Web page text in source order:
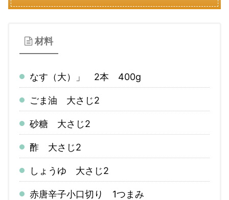
材料
なす（大）」 2本 400g
ごま油 大さじ2
砂糖 大さじ2
酢 大さじ2
しょうゆ 大さじ2
赤唐辛子小口切り 1つまみ